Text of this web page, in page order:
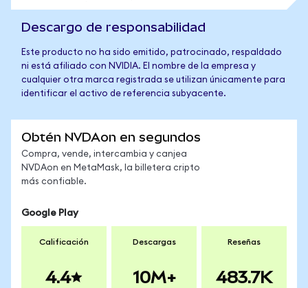
Descargo de responsabilidad
Este producto no ha sido emitido, patrocinado, respaldado
ni está afiliado con NVIDIA. El nombre de la empresa y
cualquier otra marca registrada se utilizan únicamente para
identificar el activo de referencia subyacente.
Obtén NVDAon en segundos
Compra, vende, intercambia y canjea
NVDAon en MetaMask, la billetera cripto
más confiable.
Google Play
Calificación
4.4
Descargas
10M+
Reseñas
483.7K